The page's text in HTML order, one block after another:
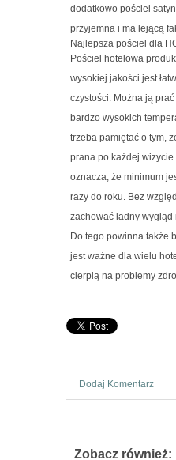
dodatkowo pościel
przyjemna i ma lejącą
Najlepsza pościel dla
Pościel hotelowa
wysokiej jakości jest
czystości. Można ją
bardzo wysokich
trzeba pamiętać o tym,
prana po każdej
oznacza, że minimum
razy do roku. Bez
zachować ładny wygląd
Do tego powinna także
jest ważne dla wielu
cierpią na problemy
Dodaj Komentarz
Zobacz również: